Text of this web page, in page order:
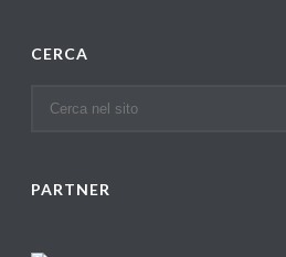
CERCA
PARTNER